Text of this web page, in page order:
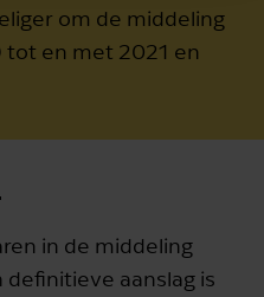
om de middeling
en met 2021 en
in de middeling
aanslag is